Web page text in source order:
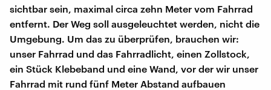
sichtbar sein, maximal circa zehn Meter vom Fahrrad
entfernt. Der Weg soll ausgeleuchtet werden, nicht die
Umgebung. Um das zu überprüfen, brauchen wir:
unser Fahrrad und das Fahrradlicht, einen Zollstock,
ein Stück Klebeband und eine Wand, vor der wir unser
Fahrrad mit rund fünf Meter Abstand aufbauen